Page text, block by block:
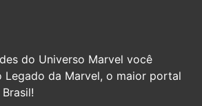
do Universo Marvel você
Legado da Marvel, o maior portal